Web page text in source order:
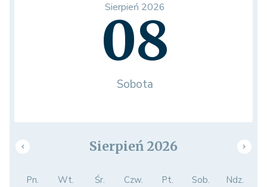
Sierpień 2026
08
Sobota
Sierpień 2026
Pn. Wt. Śr. Czw. Pt. Sob. Ndz.